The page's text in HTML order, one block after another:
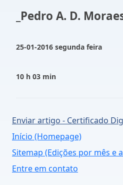
_Pedro A. D.
25-01-2016 segunda feira
10 h 03 min
Enviar artigo - Certificado
Início (Homepage)
Sitemap (Edições por mês e
Entre em contato